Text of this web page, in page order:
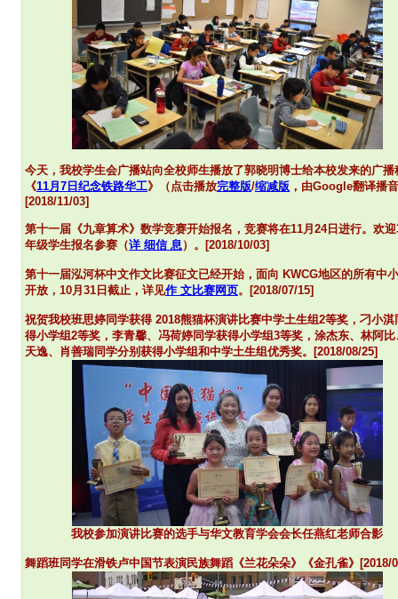
今天，我校学生会广播站向全校师生播放了郭晓明博士给本校发来的广播
《11月7日纪念铁路华工》（点击播放完整版/缩减版 ，由Google翻译播
[2018/11/03]
第十一届《九章算术》数学竞赛开始报名， 竞赛将在11月24日进行。欢迎
年级学生报名参赛（详 细信 息 ）。[2018/10/03]
第十一届泓河杯中文作文比赛征文已经开始，面向 KWCG地区的所有中
开放，10月31日截止，详见作 文比赛网页。[2018/07/15]
祝贺我校班思婷同学获得 2018熊猫杯演讲比赛中学土生组2等奖，刁小淇
得小学组2等奖，李青馨、冯荷婷同学获得小学组3等奖，涂杰东、林阿比
天逸、肖善瑞同学分别获得小学组和中学土生组优秀奖。[2018/08/25]
我校参加演讲比赛的选手与华文教育学会会长任燕红老师合影
舞蹈班同学在滑铁卢中国节表演民族舞蹈《兰花朵朵》《金孔雀》[2018/